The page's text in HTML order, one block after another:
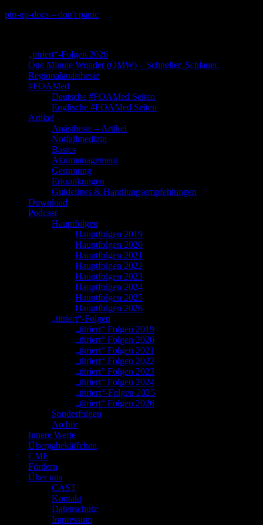
Skip
pin-up-docs – don't panic
„titriert“-Folgen 2026
One Minute Wonder (OMW) – Schneller. Schlauer.
Regionalanästhesie
#FOAMed
Deutsche #FOAMed Seiten
Englische #FOAMed Seiten
Artikel
Anästhesie – Artikel
Notfallmedizin
Basics
Akutmanagement
Gerinnung
Erkrankungen
Guidelines & Handlungsempfehlungen
Download
Podcast
Hauptfolgen
Hauptfolgen 2019
Hauptfolgen 2020
Hauptfolgen 2021
Hauptfolgen 2022
Hauptfolgen 2023
Hauptfolgen 2024
Hauptfolgen 2025
Hauptfolgen 2026
„titriert“-Folgen
„titriert“ Folgen 2019
„titriert“ Folgen 2020
„titriert“ Folgen 2021
„titriert“ Folgen 2022
„titriert“ Folgen 2023
„titriert“ Folgen 2024
„titriert“-Folgen 2025
„titriert“ Folgen 2026
Sonderfolgen
Archiv
Innere Werte
Übergabekäffchen
CME
Fördern
Über uns
CAST
Kontakt
Datenschutz
Impressum